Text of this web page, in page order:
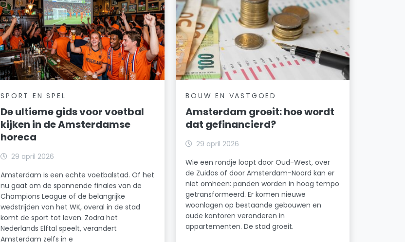
SPORT EN SPEL
De ultieme gids voor voetbal
kijken in de Amsterdamse
horeca
29 april 2026
Amsterdam is een echte voetbalstad. Of het
nu gaat om de spannende finales van de
Champions League of de belangrijke
wedstrijden van het WK, overal in de stad
komt de sport tot leven. Zodra het
Nederlands Elftal speelt, verandert
Amsterdam zelfs in e
BOUW EN VASTGOED
Amsterdam groeit: hoe wordt
dat gefinancierd?
29 april 2026
Wie een rondje loopt door Oud-West, over
de Zuidas of door Amsterdam-Noord kan er
niet omheen: panden worden in hoog tempo
getransformeerd. Er komen nieuwe
woonlagen op bestaande gebouwen en
oude kantoren veranderen in
appartementen. De stad groeit.